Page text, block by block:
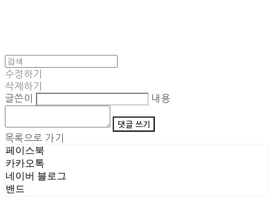
수정하기
삭제하기
글쓴이
내용
댓글 쓰기
목록으로 가기
페이스북
카카오톡
네이버 블로그
밴드